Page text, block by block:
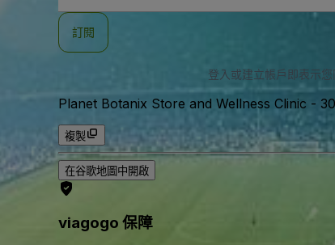
地
訂閱
登入或建立帳戶即表示您
Planet Botanix Store and Wellness Clinic -
複製
在谷歌地圖中開啟
viagogo 保障